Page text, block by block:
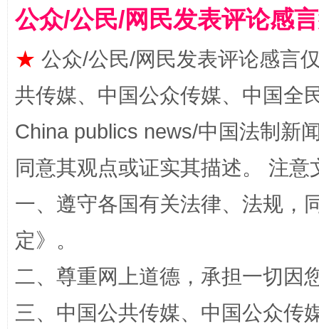
漫山遍野的桃花与雪山、麦地、白藏房 除
公众/公民/网民发表评论感
★ 公众/公民/网民发表评论感言
共传媒、中国公众传媒、中国全
China publics news/中国法制新
同意其观点或证实其描述。 注
一、遵守各国有关法律、法规，
定》。
二、尊重网上道德，承担一切因
三、中国公共传媒、中国公众传